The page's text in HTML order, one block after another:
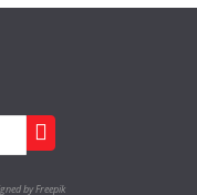
by Freepik